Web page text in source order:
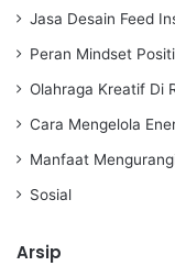
Jasa Desain Feed
Peran Mindset
Olahraga Kreatif Di
Cara Mengelola
Manfaat
Sosial
Arsip